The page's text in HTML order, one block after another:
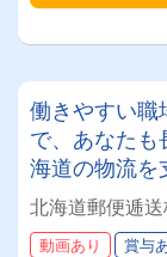
働きやすい職
で、あなた
海道の物流
迎◎残業月平
績：計4.05ヶ
北海道郵便逓
動画あり 賞与